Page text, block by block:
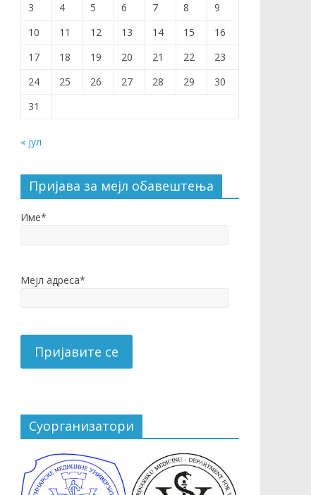
3
4 5 6 7 8
9
10
11 12 13 14 15
16
17
18 19 20 21 22
23
24
25 26 27 28 29
30
31
« јул
Пријава за мејл обавештења
Име*
Мејл адреса*
Суорганизатори